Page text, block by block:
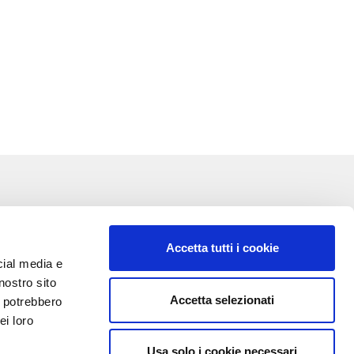
media e
sito
loro
Accetta tutti i cookie
Accetta selezionati
Usa solo i cookie necessari